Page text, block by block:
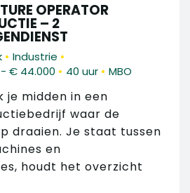
OPERATOR
– 2
• Industrie •
€ 44.000 • 40 uur • MBO
je midden in een
waar de
draaien. Je staat tussen
en
houdt het overzicht